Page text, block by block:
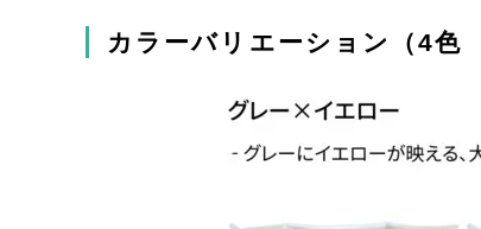
カラーバリエーション（4色